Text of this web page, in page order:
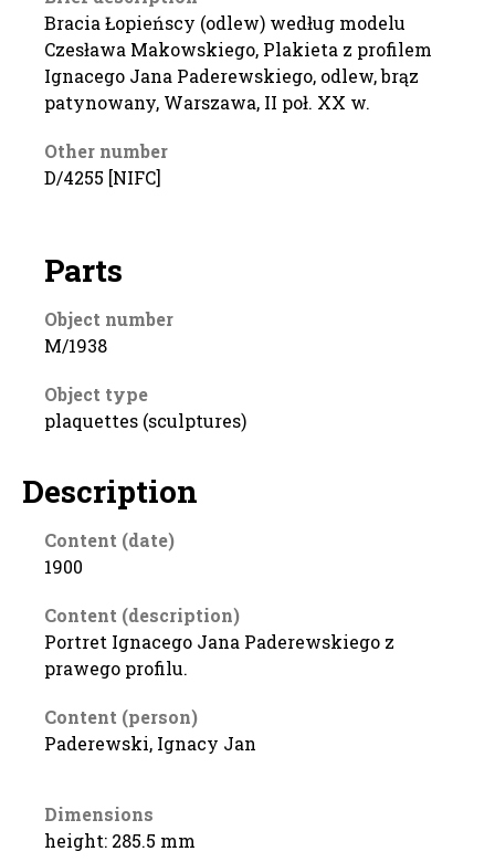
Bracia Łopieńscy (odlew) według modelu
Czesława Makowskiego, Plakieta z profilem
Ignacego Jana Paderewskiego, odlew, brąz
patynowany, Warszawa, II poł. XX w.
Other number
D/4255 [NIFC]
Parts
Object number
M/1938
Object type
plaquettes (sculptures)
Description
Content (date)
1900
Content (description)
Portret Ignacego Jana Paderewskiego z
prawego profilu.
Content (person)
Paderewski, Ignacy Jan
Dimensions
height: 285.5 mm